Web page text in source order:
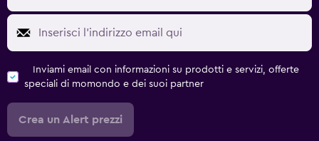
Inviami email con informazioni su prodotti e servizi, offerte
speciali di momondo e dei suoi partner
Crea un Alert prezzi